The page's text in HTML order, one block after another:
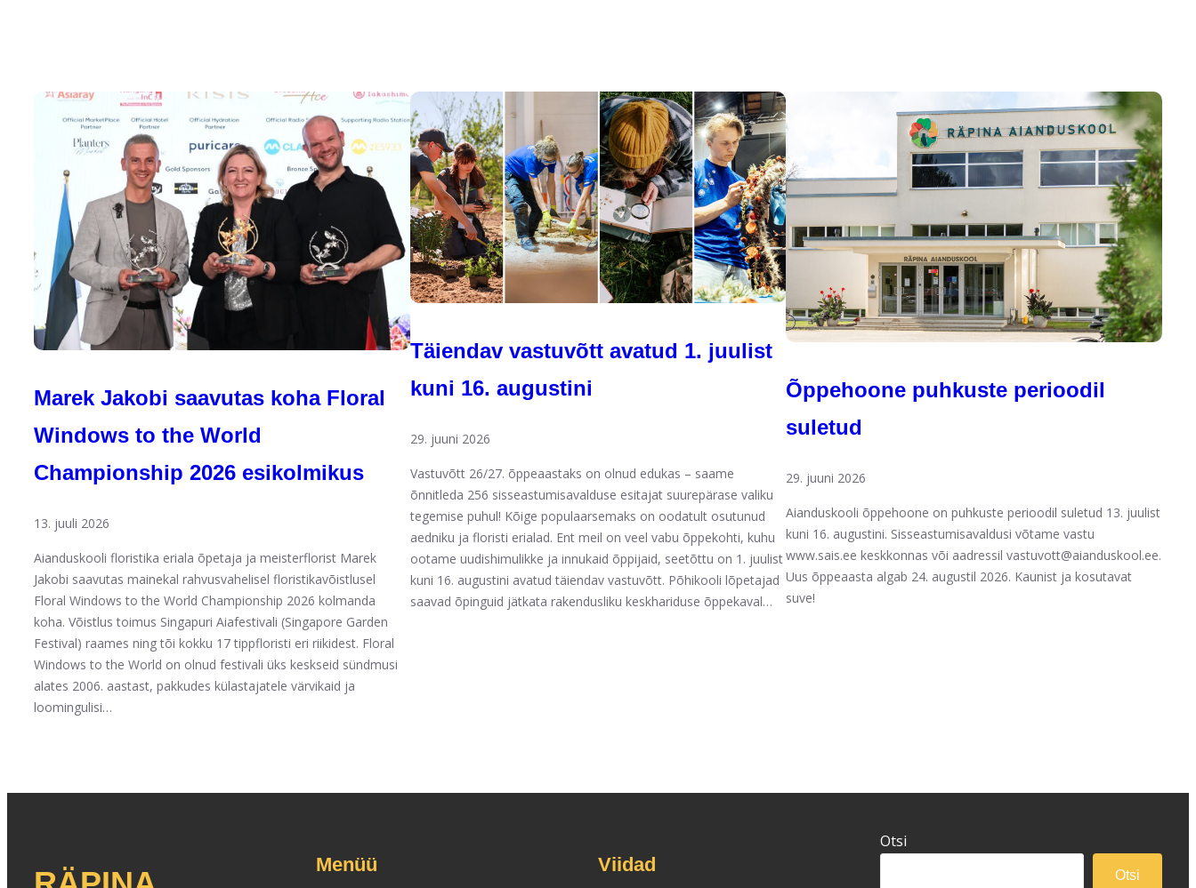
Marek Jakobi saavutas koha Floral
Windows to the World
Championship 2026 esikolmikus
13. juuli 2026
Aianduskooli floristika eriala õpetaja ja meisterflorist Marek
Jakobi saavutas mainekal rahvusvahelisel floristikavõistlusel
Floral Windows to the World Championship 2026 kolmanda
koha. Võistlus toimus Singapuri Aiafestivali (Singapore Garden
Festival) raames ning tõi kokku 17 tippfloristi eri riikidest. Floral
Windows to the World on olnud festivali üks keskseid sündmusi
alates 2006. aastast, pakkudes külastajatele värvikaid ja
loomingulisi…
Täiendav vastuvõtt avatud 1. juulist
kuni 16. augustini
29. juuni 2026
Vastuvõtt 26/27. õppeaastaks on olnud edukas – saame
õnnitleda 256 sisseastumisavalduse esitajat suurepärase valiku
tegemise puhul! Kõige populaarsemaks on oodatult osutunud
aedniku ja floristi erialad. Ent meil on veel vabu õppekohti, kuhu
ootame uudishimulikke ja innukaid õppijaid, seetõttu on 1. juulist
kuni 16. augustini avatud täiendav vastuvõtt. Põhikooli lõpetajad
saavad õpinguid jätkata rakendusliku keskhariduse õppekaval…
Õppehoone puhkuste perioodil
suletud
29. juuni 2026
Aianduskooli õppehoone on puhkuste perioodil suletud 13. juulist
kuni 16. augustini. Sisseastumisavaldusi võtame vastu
www.sais.ee keskkonnas või aadressil vastuvott@aianduskool.ee.
Uus õppeaasta algab 24. augustil 2026. Kaunist ja kosutavat
suve!
Menüü Viidad
Otsi
Otsi